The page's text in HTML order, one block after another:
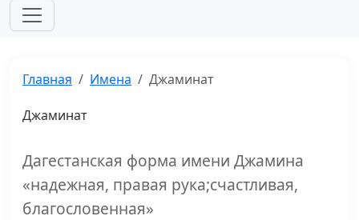
Главная Имена Джаминат
Джаминат
Дагестанская форма имени Джамина
«надежная, правая рука;счастливая,
благословенная»